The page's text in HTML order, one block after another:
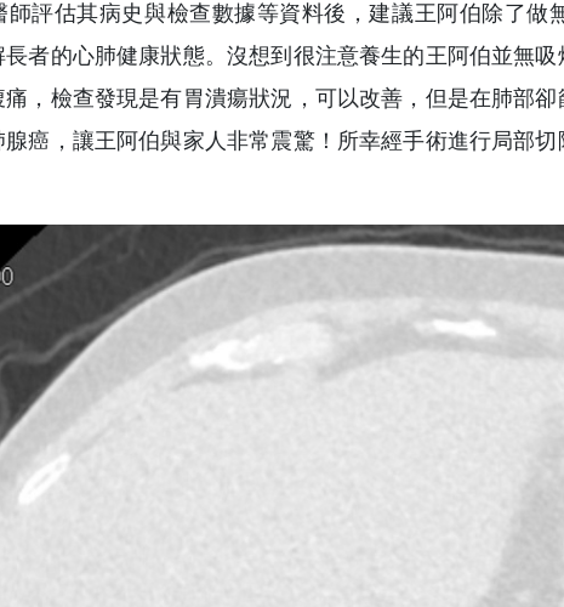
師評估其病史與檢查數據等資料後，建議王阿伯除了做
者的心肺健康狀態。沒想到很注意養生的王阿伯並無
，檢查發現是有胃潰瘍狀況，可以改善，但是在肺部
癌，讓王阿伯與家人非常震驚！所幸經手術進行局部